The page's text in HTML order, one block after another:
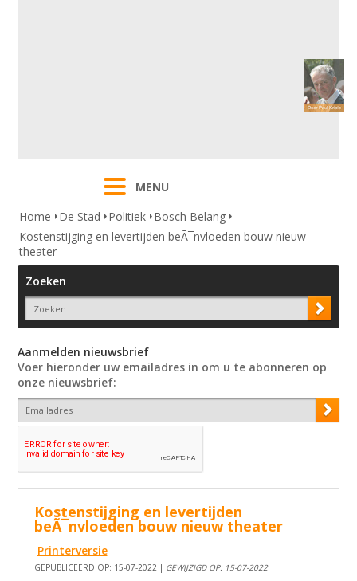
MENU
Home
De Stad Politiek Bosch Belang
Kostenstijging en levertijden beÃ¯nvloeden bouw nieuw
theater
Zoeken
Aanmelden nieuwsbrief
Voer hieronder uw emailadres in om u te abonneren op
onze nieuwsbrief:
Kostenstijging en levertijden
beÃ¯nvloeden bouw nieuw theater
Printerversie
GEPUBLICEERD OP: 15-07-2022 | GEWIJZIGD OP: 15-07-2022